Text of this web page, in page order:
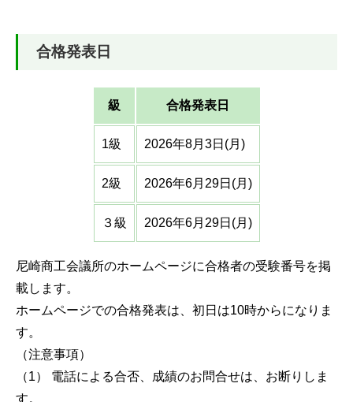
合格発表日
級 合格発表日
1級 2026年8月3日(月)
2級 2026年6月29日(月)
３級 2026年6月29日(月)
尼崎商工会議所のホームページに合格者の受験番号を掲
載します。
ホームページでの合格発表は、初日は10時からになりま
す。
（注意事項）
（1） 電話による合否、成績のお問合せは、お断りしま
す。